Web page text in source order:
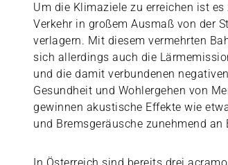
Um die Klimaziele zu erreichen ist
Verkehr in großem Ausmaß von der
verlagern. Mit diesem vermehrten
sich allerdings auch die
und die damit verbundenen
Gesundheit und Wohlergehen von
gewinnen akustische Effekte wie
und Bremsgeräusche zunehmend an